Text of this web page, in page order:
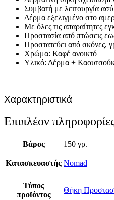
Συμβατή με λειτουργία
Δέρμα εξελιγμένο στο
Με όλες τις απαραίτητες
Προστασία από πτώσεις
Προστατεύει από σκόνες,
Χρώμα: Καφέ ανοικτό
Υλικό: Δέρμα +
Χαρακτηριστικά
Επιπλέον
Βάρος 150 γρ.
Κατασκευαστής Nomad
Τύπος
προϊόντος
Θήκη